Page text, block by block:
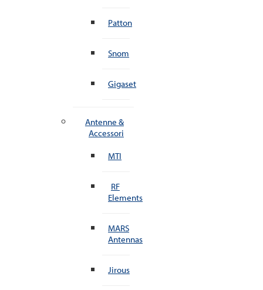
Patton
Snom
Gigaset
Antenne &
Accessori
MTI
RF
Elements
MARS
Antennas
Jirous